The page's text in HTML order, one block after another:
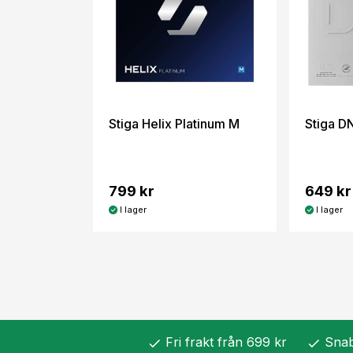
Stiga Helix Platinum M
799 kr
I lager
Stiga
649 kr
I lager
check Fri frakt från 699 kr check